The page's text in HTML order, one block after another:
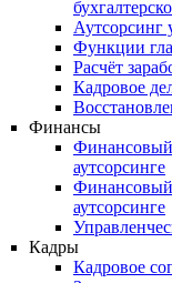
Аутсорсинг
Функции
Расчёт
Кадровое
Финансы
аутсорсинге
аутсорсинге
Кадры
Кадровое